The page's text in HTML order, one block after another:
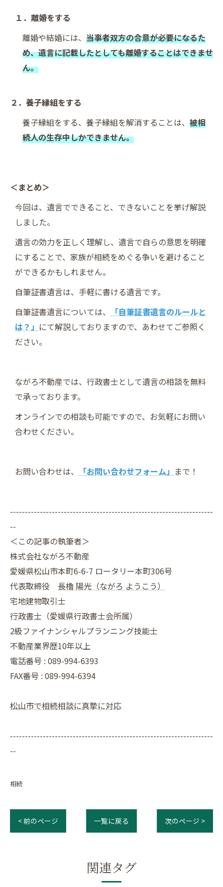
１．離婚をする
離婚や結婚には、 当事者双方の合意が必要になるた
め、遺言に記載したとしても離婚することはできませ
ん。
２．養子縁組をする
養子縁組をする、養子縁組を解消することは、 被相
続人の生存中しかできません。
＜まとめ＞
今回は、遺言でできること、できないことを挙げ解説
しました。
遺言の効力を正しく理解し、遺言で自らの意思を明確
にすることで、家族が相続をめぐる争いを避けること
ができるかもしれません。
自筆証書遺言は、手軽に書ける遺言です。
自筆証書遺言については、
「自筆証書遺言のルールと
は？」 にて解説しておりますので、あわせてご参照く
ださい。
ながろ不動産では、行政書士として遺言の相談を無料
で承っております。
オンラインでの相談も可能ですので、お気軽にお問い
合わせください。
お問い合わせは、 「お問い合わせフォーム」 まで！
--------------------------------------------------------------------
--
＜この記事の執筆者＞
株式会社ながろ不動産
愛媛県松山市本町6-6-7 ロータリー本町306号
代表取締役 長櫓 陽光（ながろ ようこう）
宅地建物取引士
行政書士 （愛媛県行政書士会所属）
2級ファイナンシャルプランニング技能士
不動産業界歴10年以上
電話番号 : 089-994-6393
FAX番号 : 089-994-6394
松山市で相続相談に真摯に対応
--------------------------------------------------------------------
--
相続
< 前のページ 一覧に戻る 次のページ >
関連タグ